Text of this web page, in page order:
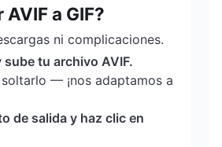
a GIF?
ni complicaciones.
sube tu archivo AVIF.
— ¡nos adaptamos a
de salida y haz clic en